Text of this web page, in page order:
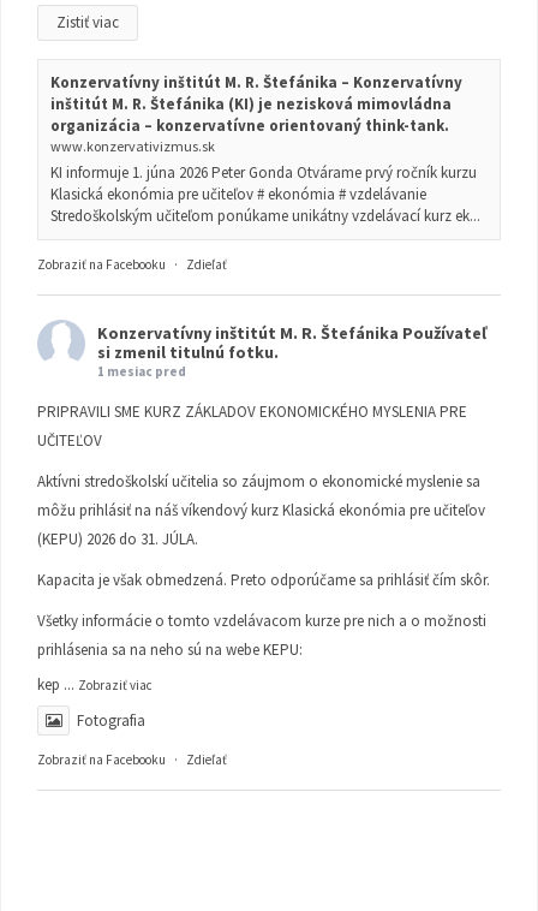
Zistiť viac
Konzervatívny inštitút M. R. Štefánika – Konzervatívny
inštitút M. R. Štefánika (KI) je nezisková mimovládna
organizácia – konzervatívne orientovaný think-tank.
www.konzervativizmus.sk
KI informuje 1. júna 2026 Peter Gonda Otvárame prvý ročník kurzu
Klasická ekonómia pre učiteľov # ekonómia # vzdelávanie
Stredoškolským učiteľom ponúkame unikátny vzdelávací kurz ek...
Zobraziť na Facebooku · Zdieľať
Konzervatívny inštitút M. R. Štefánika Používateľ
si zmenil titulnú fotku.
1 mesiac pred
PRIPRAVILI SME KURZ ZÁKLADOV EKONOMICKÉHO MYSLENIA PRE
UČITEĽOV
Aktívni stredoškolskí učitelia so záujmom o ekonomické myslenie sa
môžu prihlásiť na náš víkendový kurz Klasická ekonómia pre učiteľov
(KEPU) 2026 do 31. JÚLA.
Kapacita je však obmedzená. Preto odporúčame sa prihlásiť čím skôr.
Všetky informácie o tomto vzdelávacom kurze pre nich a o možnosti
prihlásenia sa na neho sú na webe KEPU:
kep ... Zobraziť viac
Fotografia
Zobraziť na Facebooku · Zdieľať